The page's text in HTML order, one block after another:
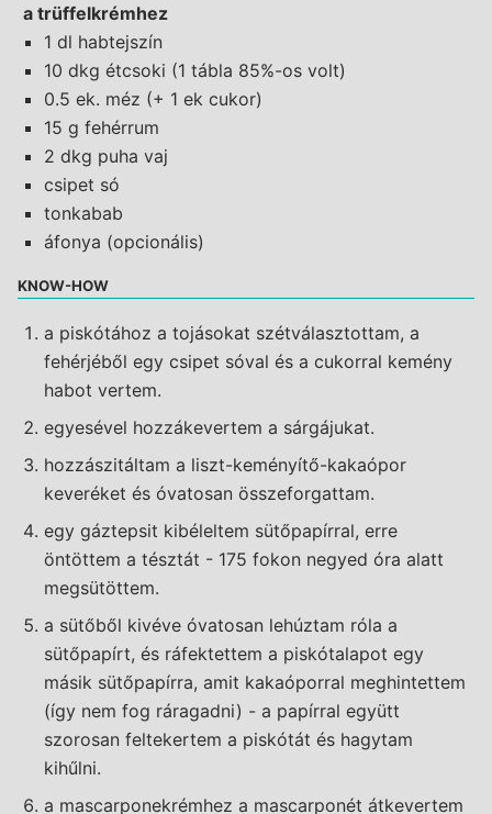
a trüffelkrémhez
1 dl habtejszín
10 dkg étcsoki (1 tábla 85%-os volt)
0.5 ek. méz (+ 1 ek cukor)
15 g fehérrum
2 dkg puha vaj
csipet só
tonkabab
áfonya (opcionális)
KNOW-HOW
a piskótához a tojásokat szétválasztottam, a
fehérjéből egy csipet sóval és a cukorral kemény
habot vertem.
egyesével hozzákevertem a sárgájukat.
hozzászitáltam a liszt-keményítő-kakaópor
keveréket és óvatosan összeforgattam.
egy gáztepsit kibéleltem sütőpapírral, erre
öntöttem a tésztát - 175 fokon negyed óra alatt
megsütöttem.
a sütőből kivéve óvatosan lehúztam róla a
sütőpapírt, és ráfektettem a piskótalapot egy
másik sütőpapírra, amit kakaóporral meghintettem
(így nem fog ráragadni) - a papírral együtt
szorosan feltekertem a piskótát és hagytam
kihűlni.
a mascarponekrémhez a mascarponét átkevertem